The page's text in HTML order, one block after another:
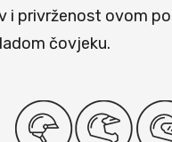
i privrženost ovom
čovjeku.